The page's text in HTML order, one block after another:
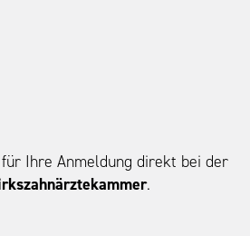
Ihre Anmeldung direkt bei der
.